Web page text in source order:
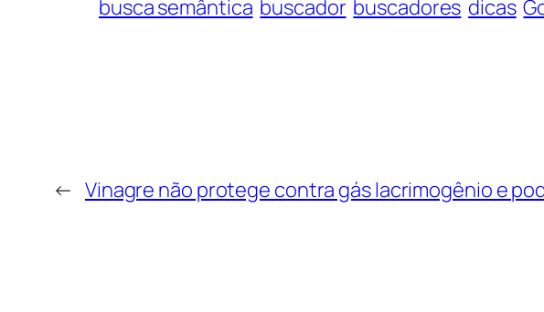
busca semântica buscador buscadores dicas
← Vinagre não protege contra gás lacrimogênio e